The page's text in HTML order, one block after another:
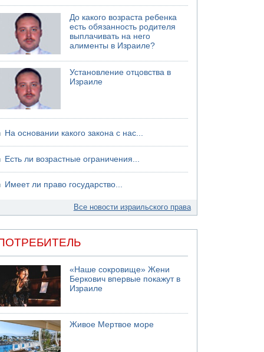
06.08.2026 13:07
Возле Кирьят-Арбы пожар на местности
06.08.2026 12:06
США не будут давить на Израиль в вопросе
06.08.2026 11:41
Трое подростков ограбили сексшоп в Холоне
До какого возраста ребенка
есть обязанность родителя
выплачивать на него
алименты в Израиле?
Установление отцовства в
Израиле
На основании какого закона с нас...
Есть ли возрастные ограничения...
Имеет ли право государство...
Все новости израильского права
«Наше сокровище» Жени
Беркович впервые покажут в
Израиле
Живое Мертвое море